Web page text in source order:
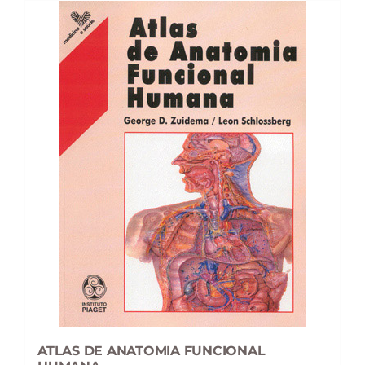
ATLAS DE ANATOMIA FUNCIONAL